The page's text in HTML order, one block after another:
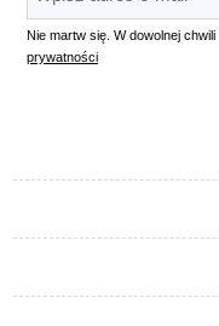
Nie martw się. W dowolnej
prywatności